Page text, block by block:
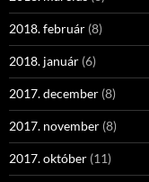
2018. február (8)
2018. január (6)
2017. december (8)
2017. november (8)
2017. október (11)